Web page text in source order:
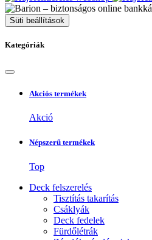
Süti beállítások
Kategóriák
Akciós termékek
Akció
Népszerű termékek
Top
Deck felszerelés
Tisztítás takarítás
Csáklyák
Deck fedelek
Fürdőlétrák